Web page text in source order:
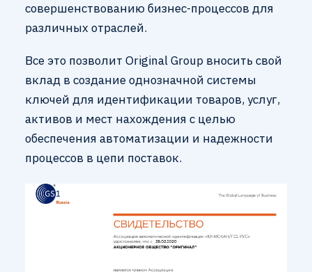
совершенствованию бизнес-процессов для
различных отраслей.
Все это позволит Original Group вносить свой
вклад в создание однозначной системы
ключей для идентификации товаров, услуг,
активов и мест нахождения с целью
обеспечения автоматизации и надежности
процессов в цепи поставок.